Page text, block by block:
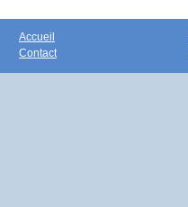
Accueil
Contact